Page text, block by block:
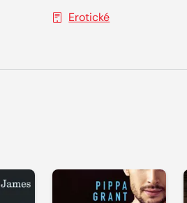
Erotické